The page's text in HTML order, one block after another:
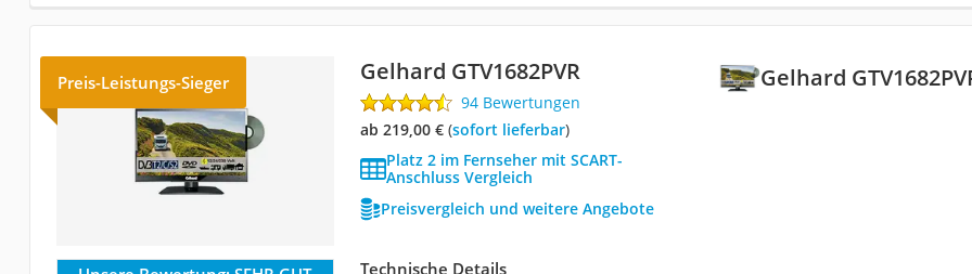
Gelhard
Preis-Leistungs-Sieger Gelhard GTV1682PVR
94 Bewertungen
ab 219,00 €( Sofort lieferbar)
Platz 2 im Fernseher mit SCART-
Anschluss Vergleich
Preisvergleich und weitere Angebote
Technische Details